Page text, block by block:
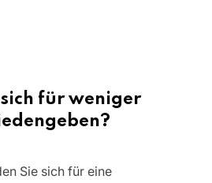
für weniger
Sie sich für eine